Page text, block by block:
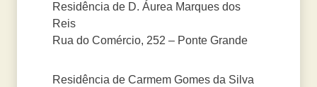
Residência de D. Áurea Marques dos
Reis
Rua do Comércio, 252 – Ponte Grande
Residência de Carmem Gomes da Silva